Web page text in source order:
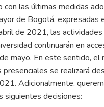
con las últimas medidas
de Bogotá, expresadas
de 2021, las actividades
continuarán en
mayo. En este sentido, el
presenciales se realizará
Adicionalmente,
siguientes decisiones: